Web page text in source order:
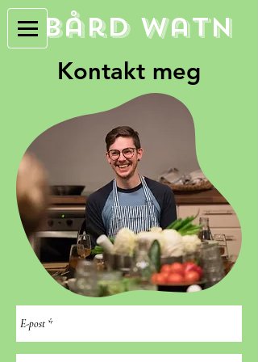
Bård Watn
Kontakt meg